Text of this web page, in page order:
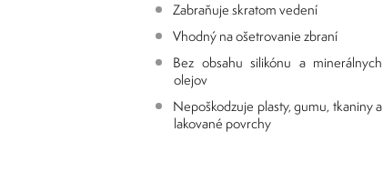
Zabraňuje skratom vedení
Vhodný na ošetrovanie zbraní
Bez obsahu silikónu a minerálnych
olejov
Nepoškodzuje plasty, gumu, tkaniny a
lakované povrchy